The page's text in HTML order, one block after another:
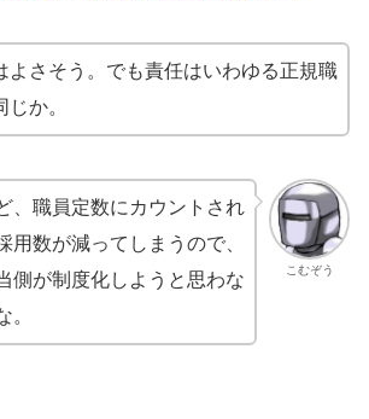
よさそう。でも責任はいわゆる正規職
じか。
こむぞう
、職員定数にカウントされ
用数が減ってしまうので、
側が制度化しようと思わな
。